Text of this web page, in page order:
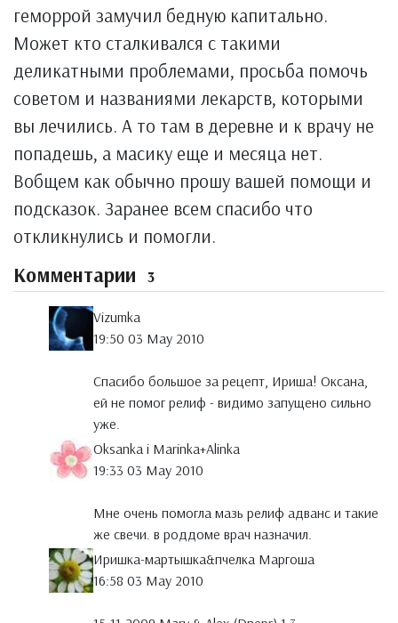
геморрой замучил бедную капитально.
Может кто сталкивался с такими
деликатными проблемами, просьба помочь
советом и названиями лекарств, которыми
вы лечились. А то там в деревне и к врачу не
попадешь, а масику еще и месяца нет.
Вобщем как обычно прошу вашей помощи и
подсказок. Заранее всем спасибо что
откликнулись и помогли.
Комментарии 3
Vizumka
19:50 03 May 2010
Спасибо большое за рецепт, Ириша! Оксана,
ей не помог релиф - видимо запущено сильно
уже.
Oksanka i Marinka+Alinka
19:33 03 May 2010
Мне очень помогла мазь релиф адванс и такие
же свечи. в роддоме врач назначил.
Иришка-мартышка&пчелка Маргоша
16:58 03 May 2010